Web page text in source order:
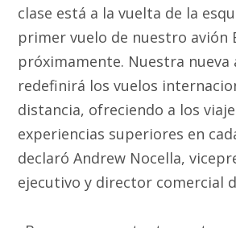
clase está a la vuelta de la
primer vuelo de nuestro avión
próximamente. Nuestra nueva
redefinirá los vuelos
distancia, ofreciendo a los
experiencias superiores en
declaró Andrew Nocella,
ejecutivo y director comercial